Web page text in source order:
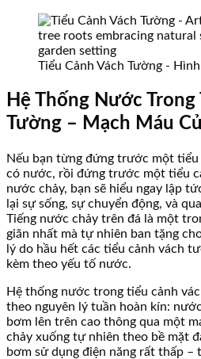
Tiểu Cảnh Vách Tường -
Hệ Thống Nước Trong
Tường – Mạch Máu
Nếu bạn từng đứng trước một
có nước, rồi đứng trước một tiểu
nước chảy, bạn sẽ hiểu ngay lập
lại sự sống, sự chuyển động, và
Tiếng nước chảy trên đá là một
giãn nhất mà tự nhiên ban tặng
lý do hầu hết các tiểu cảnh vách
kèm theo yếu tố nước.
Hệ thống nước trong tiểu cảnh
theo nguyên lý tuần hoàn kín:
bơm lên trên cao thông qua một
chảy xuống tự nhiên theo bề mặt
bơm sử dụng điện năng rất thấp –